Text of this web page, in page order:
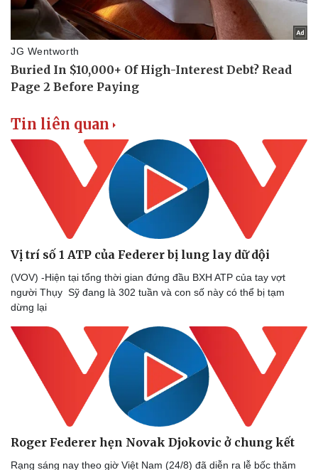
Tin liên quan
Vị trí số 1 ATP của Federer bị lung lay dữ dội
(VOV) -Hiện tại tổng thời gian đứng đầu BXH ATP của tay vợt
người Thụy Sỹ đang là 302 tuần và con số này có thể bị tạm
dừng lại
Roger Federer hẹn Novak Djokovic ở chung kết
Rạng sáng nay theo giờ Việt Nam (24/8) đã diễn ra lễ bốc thăm